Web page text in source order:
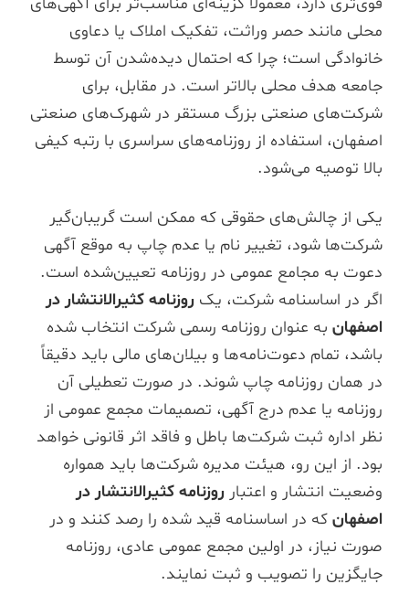
محلی مانند حصر وراثت، تفکیک املاک یا دعاوی
خانوادگی است؛ چرا که احتمال دیده‌شدن آن توسط
جامعه هدف محلی بالاتر است. در مقابل، برای
شرکت‌های صنعتی بزرگ مستقر در شهرک‌های صنعتی
اصفهان، استفاده از روزنامه‌های سراسری با رتبه کیفی
بالا توصیه می‌شود.
یکی از چالش‌های حقوقی که ممکن است گریبان‌گیر
شرکت‌ها شود، تغییر نام یا عدم چاپ به موقع آگهی
دعوت به مجامع عمومی در روزنامه تعیین‌شده است.
اگر در اساسنامه شرکت، یک روزنامه کثیرالانتشار در
اصفهانبه عنوان روزنامه رسمی شرکت انتخاب شده
باشد، تمام دعوت‌نامه‌ها و بیلان‌های مالی باید دقیقاً
در همان روزنامه چاپ شوند. در صورت تعطیلی آن
روزنامه یا عدم درج آگهی، تصمیمات مجمع عمومی از
نظر اداره ثبت شرکت‌ها باطل و فاقد اثر قانونی خواهد
بود. از این رو، هیئت مدیره شرکت‌ها باید همواره
وضعیت انتشار و اعتبار روزنامه کثیرالانتشار در
اصفهانکه در اساسنامه قید شده را رصد کنند و در
صورت نیاز، در اولین مجمع عمومی عادی، روزنامه
جایگزین را تصویب و ثبت نمایند.